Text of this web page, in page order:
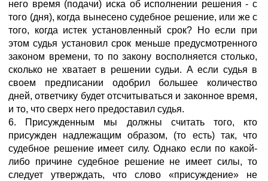
него время (подачи) иска об исполнении решения - с
того (дня), когда вынесено судебное решение, или же с
того, когда истек установленный срок? Но если при
этом судья установил срок меньше предусмотренного
законом времени, то по закону восполняется столько,
сколько не хватает в решении судьи. А если судья в
своем предписании одобрил большее количество
дней, ответчику будет отсчитываться и законное время,
и то, что сверх него предоставил судья.
6. Присужденным мы должны считать того, кто
присужден надлежащим образом, (то есть) так, что
судебное решение имеет силу. Однако если по какой-
либо причине судебное решение не имеет силы, то
следует утверждать, что слово «присуждение» не